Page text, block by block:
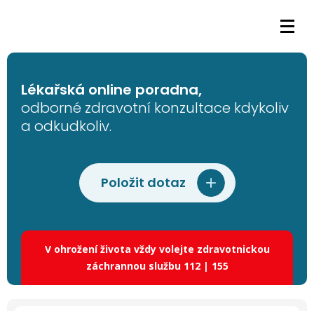
Lékařská online poradna,
odborné zdravotní konzultace kdykoliv
a odkudkoliv.
Položit dotaz
V ohrožení života vždy volejte zdravotnickou
záchrannou službu 112 | 155